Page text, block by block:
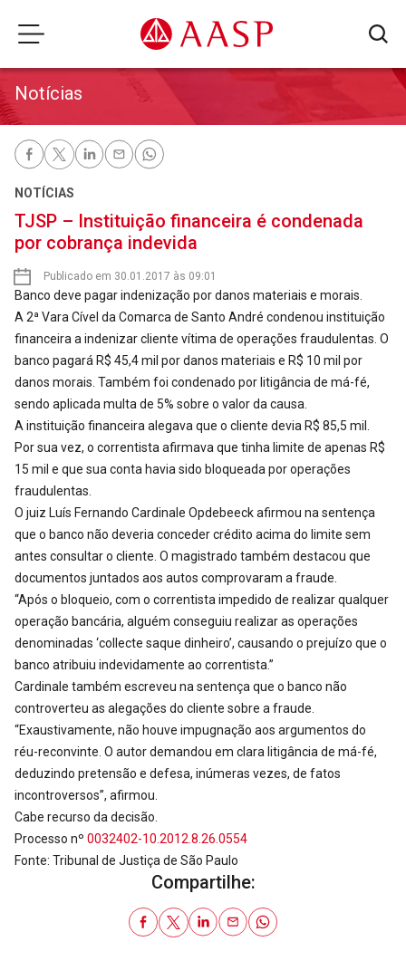
Notícias
NOTÍCIAS
TJSP – Instituição financeira é condenada
por cobrança indevida
Publicado em 30.01.2017 às 09:01
Banco deve pagar indenização por danos materiais e morais.
A 2ª Vara Cível da Comarca de Santo André condenou instituição
financeira a indenizar cliente vítima de operações fraudulentas. O
banco pagará R$ 45,4 mil por danos materiais e R$ 10 mil por
danos morais. Também foi condenado por litigância de má-fé,
sendo aplicada multa de 5% sobre o valor da causa.
A instituição financeira alegava que o cliente devia R$ 85,5 mil.
Por sua vez, o correntista afirmava que tinha limite de apenas R$
15 mil e que sua conta havia sido bloqueada por operações
fraudulentas.
O juiz Luís Fernando Cardinale Opdebeeck afirmou na sentença
que o banco não deveria conceder crédito acima do limite sem
antes consultar o cliente. O magistrado também destacou que
documentos juntados aos autos comprovaram a fraude.
“Após o bloqueio, com o correntista impedido de realizar qualquer
operação bancária, alguém conseguiu realizar as operações
denominadas ‘collecte saque dinheiro’, causando o prejuízo que o
banco atribuiu indevidamente ao correntista.”
Cardinale também escreveu na sentença que o banco não
controverteu as alegações do cliente sobre a fraude.
“Exaustivamente, não houve impugnação aos argumentos do
réu-reconvinte. O autor demandou em clara litigância de má-fé,
deduzindo pretensão e defesa, inúmeras vezes, de fatos
incontroversos”, afirmou.
Cabe recurso da decisão.
Processo nº 0032402-10.2012.8.26.0554
Fonte: Tribunal de Justiça de São Paulo
Compartilhe: